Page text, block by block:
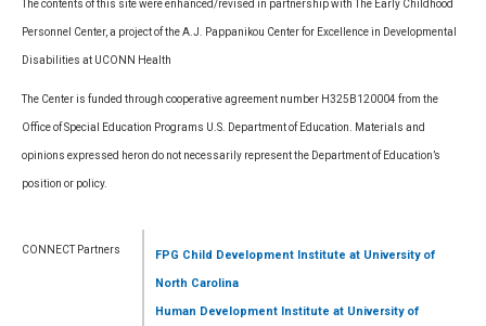
The contents of this site were enhanced/revised in partnership with The Early Childhood
Personnel Center, a project of the A.J. Pappanikou Center for Excellence in Developmental
Disabilities at UCONN Health
The Center is funded through cooperative agreement number H325B120004 from the
Office of Special Education Programs U.S. Department of Education. Materials and
opinions expressed heron do not necessarily represent the Department of Education’s
position or policy.
CONNECT Partners FPG Child Development Institute at University of
North Carolina
Human Development Institute at University of